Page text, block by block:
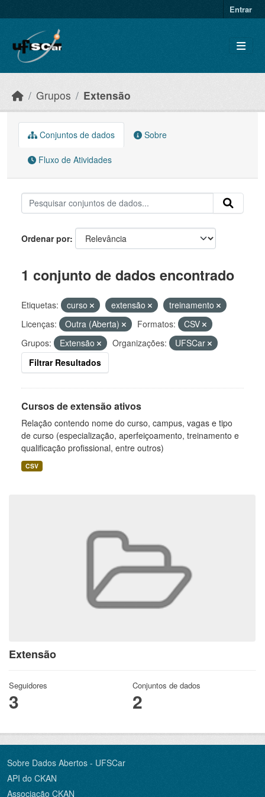
Entrar
Grupos Extensão
Extensão
Seguidores
3
Conjuntos de dados
2
Conjuntos de dados Sobre
Fluxo de Atividades
Ordenar por
1 conjunto de dados encontrado
Etiquetas: curso extensão
treinamento
Licenças:
Outra (Aberta) Formatos:
CSV
Grupos:
Extensão Organizações:
UFSCar
Filtrar Resultados
Cursos de extensão ativos
Relação contendo nome do curso, campus, vagas e tipo
de curso (especialização, aperfeiçoamento, treinamento e
qualificação profissional, entre outros)
CSV
Sobre Dados Abertos - UFSCar
API do CKAN
Associação CKAN